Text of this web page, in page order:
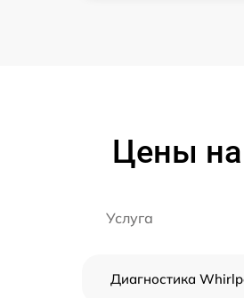
Цены
Услуга
Диагностика